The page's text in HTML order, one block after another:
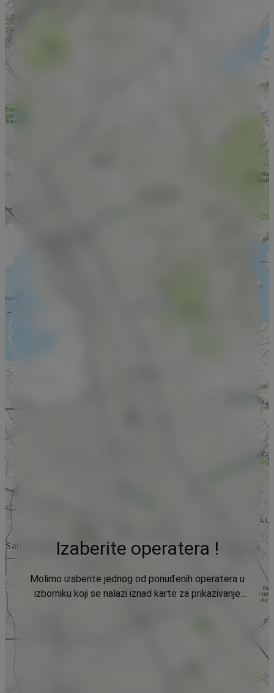
Izaberite operatera !
Molimo izaberite jednog od ponuđenih operatera u
izborniku koji se nalazi iznad karte za prikazivanje